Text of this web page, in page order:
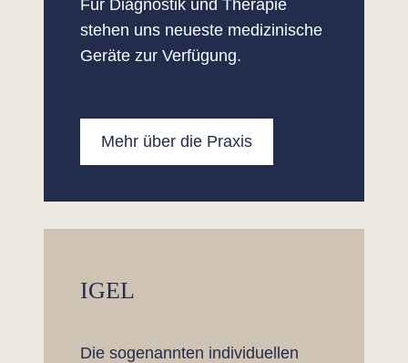
Für Diagnostik und Therapie
stehen uns neueste medizinische
Geräte zur Verfügung.
Mehr über die Praxis
IGEL
Die sogenannten individuellen